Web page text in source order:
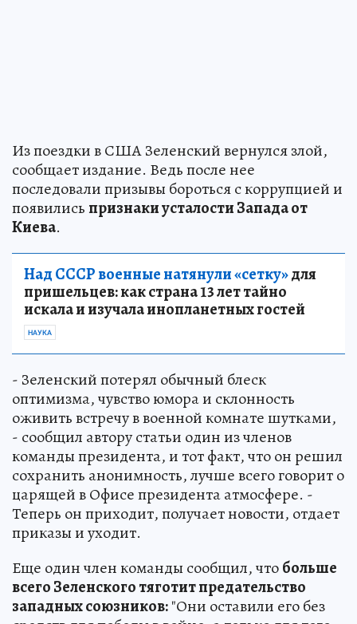
Из поездки в США Зеленский вернулся злой,
сообщает издание. Ведь после нее
последовали призывы бороться с коррупцией и
появилисьпризнаки усталости Запада от
Киева.
Над СССР военные натянули «сетку»для
пришельцев: как страна 13 лет тайно
искала и изучала инопланетных гостей
НАУКА
- Зеленский потерял обычный блеск
оптимизма, чувство юмора и склонность
оживить встречу в военной комнате шутками,
- сообщил автору статьи один из членов
команды президента, и тот факт, что он решил
сохранить анонимность, лучше всего говорит о
царящей в Офисе президента атмосфере. -
Теперь он приходит, получает новости, отдает
приказы и уходит.
Еще один член команды сообщил, чтобольше
всего Зеленского тяготит предательство
западных союзников:"Они оставили его без